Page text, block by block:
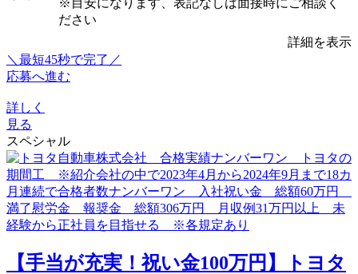
ださい
詳細を表示
＼最短45秒で完了／
応募へ進む
詳しく
見る
スペシャル
【手当が充実！祝い金100万円】トヨタ